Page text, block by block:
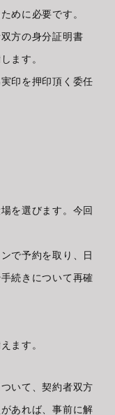
めに必要です。
方の身分証明書
ます。
印を押印頂く委任
を選びます。今回
で予約を取り、日
続きについて再確
ます。
いて、契約者双方
あれば、事前に解